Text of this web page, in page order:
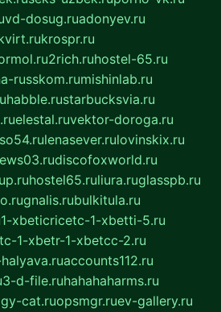
vd-dosug.ruadonyev.ru
krospr.ru
2rich.ruhostel-65.ru
russkom.rumishinlab.ru
habble.rustarbucksvia.ru
elestal.ruvektor-doroga.ru
lenasever.rulovinskix.ru
discofoxworld.ru
hostel65.ruliura.ruglasspb.ru
gnalis.rubulkitula.ru
1-xbeticricetc-1-xbetti-5.ru
1-xbetr-1-xbetcc-2.ru
accounts112.ru
3-d-file.ruhahahaharms.ru
cat.ruopsmgr.ruev-gallery.ru